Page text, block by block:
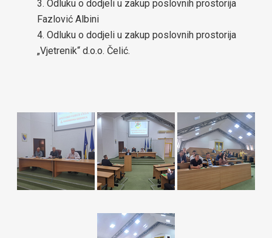
Odluku o dodjeli u zakup poslovnih prostorija
Fazlović Albini
Odluku o dodjeli u zakup poslovnih prostorija
„Vjetrenik“ d.o.o. Čelić.
Strategija za smanjenje energetskog siromaštva stanovništva
za općinu Čelić-2024-2029
Javni pozivi za nabavke
Plan javnih nabavki općine Čelić
Obavještenje o postupcima javnih nabavki
Izjava o nepostojanju sukoba interesa